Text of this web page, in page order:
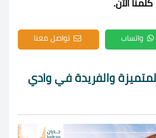
كلمنا الآن.
واتساب تواصل معنا
والفريدة في وادي